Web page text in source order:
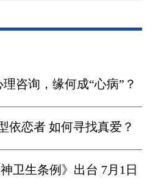
咨询，缘何成“心病”？
依恋者 如何寻找真爱？
卫生条例》出台 7月1日